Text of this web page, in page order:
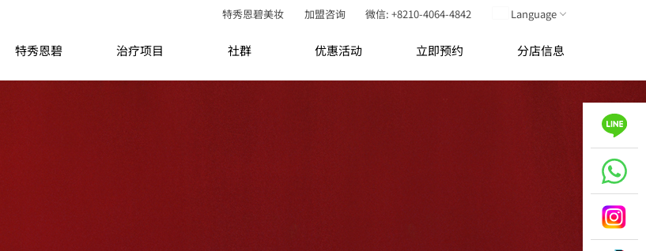
特秀恩碧美妆 加盟咨询 微信: +8210-4064-4842 Language
特秀恩碧 治疗项目 社群 优惠活动 立即预约 分店信息